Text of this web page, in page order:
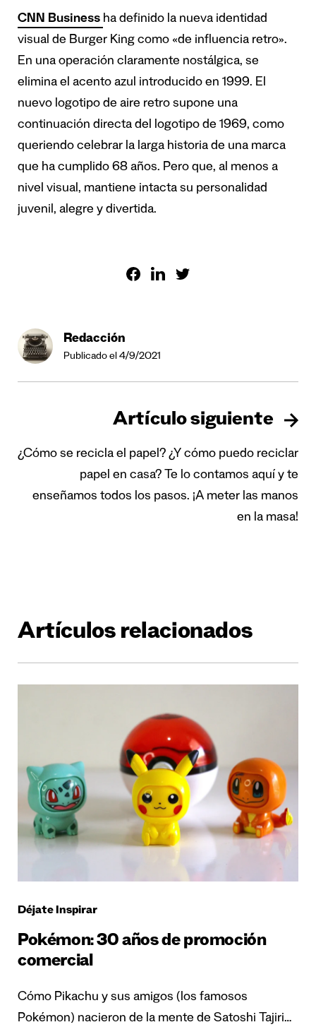
CNN Business ha definido la nueva identidad
visual de Burger King como «de influencia retro».
En una operación claramente nostálgica, se
elimina el acento azul introducido en 1999. El
nuevo logotipo de aire retro supone una
continuación directa del logotipo de 1969, como
queriendo celebrar la larga historia de una marca
que ha cumplido 68 años. Pero que, al menos a
nivel visual, mantiene intacta su personalidad
juvenil, alegre y divertida.
Redacción
Publicado el 4/9/2021
Artículo siguiente
¿Cómo se recicla el papel? ¿Y cómo puedo reciclar
papel en casa? Te lo contamos aquí y te
enseñamos todos los pasos. ¡A meter las manos
en la masa!
Artículos relacionados
Déjate Inspirar
Pokémon: 30 años de promoción
comercial
Cómo Pikachu y sus amigos (los famosos
Pokémon) nacieron de la mente de Satoshi Tajiri…